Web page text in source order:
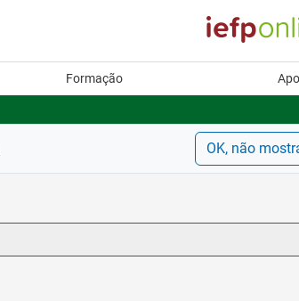
Formação
OK, não